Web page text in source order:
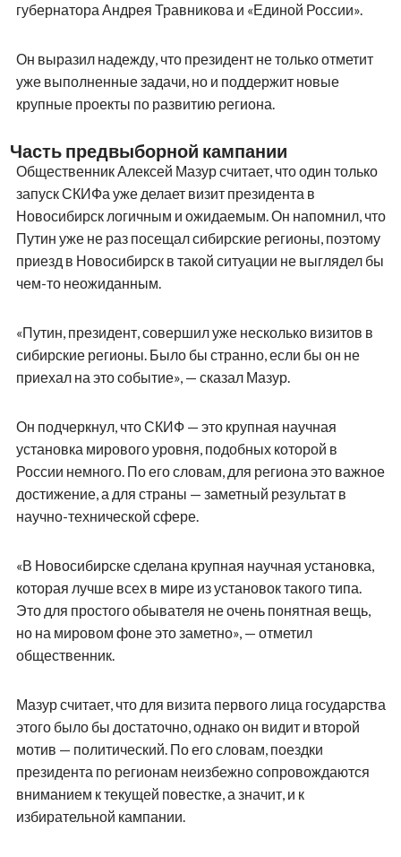
губернатора Андрея Травникова и «Единой России».
Он выразил надежду, что президент не только отметит
уже выполненные задачи, но и поддержит новые
крупные проекты по развитию региона.
Часть предвыборной кампании
Общественник Алексей Мазур считает, что один только
запуск СКИФа уже делает визит президента в
Новосибирск логичным и ожидаемым. Он напомнил, что
Путин уже не раз посещал сибирские регионы, поэтому
приезд в Новосибирск в такой ситуации не выглядел бы
чем-то неожиданным.
«Путин, президент, совершил уже несколько визитов в
сибирские регионы. Было бы странно, если бы он не
приехал на это событие», — сказал Мазур.
Он подчеркнул, что СКИФ — это крупная научная
установка мирового уровня, подобных которой в
России немного. По его словам, для региона это важное
достижение, а для страны — заметный результат в
научно-технической сфере.
«В Новосибирске сделана крупная научная установка,
которая лучше всех в мире из установок такого типа.
Это для простого обывателя не очень понятная вещь,
но на мировом фоне это заметно», — отметил
общественник.
Мазур считает, что для визита первого лица государства
этого было бы достаточно, однако он видит и второй
мотив — политический. По его словам, поездки
президента по регионам неизбежно сопровождаются
вниманием к текущей повестке, а значит, и к
избирательной кампании.